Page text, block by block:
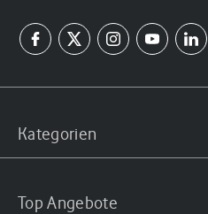
Kategorien
Top Angebote